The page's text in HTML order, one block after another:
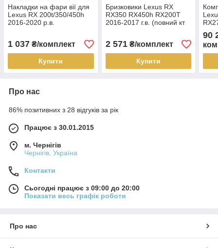
Накладки на фари вії для
Lexus RX 200t/350/450h
2016-2020 р.в.
1 037 ₴/комплект
Купити
Бризковики Lexus RX
RX350 RX450h RX200T
2016-2017 г.в. (повний кт
2 571₴/комплект
Купити
90
Про нас
86% позитивних з 28 відгуків за рік
Працює з 30.01.2015
м. Чернігів
Чернігів, Україна
Контакти
Сьогодні працює з 09:00 до 20:00
Показати весь графік роботи
Про нас